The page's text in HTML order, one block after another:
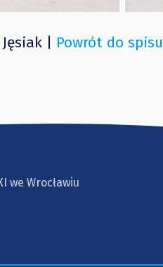
| Powrót do
we Wrocławiu